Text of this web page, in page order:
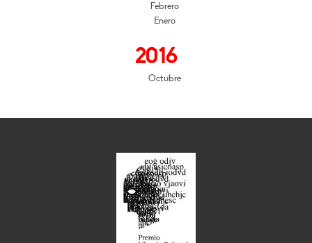
Febrero
Enero
2016
Octubre